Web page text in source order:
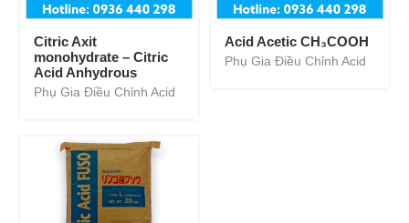
Citric Axit
monohydrate – Citric
Acid Anhydrous
Phụ Gia Điều Chỉnh Acid
Acid Acetic CH₃COOH
Phụ Gia Điều Chỉnh Acid